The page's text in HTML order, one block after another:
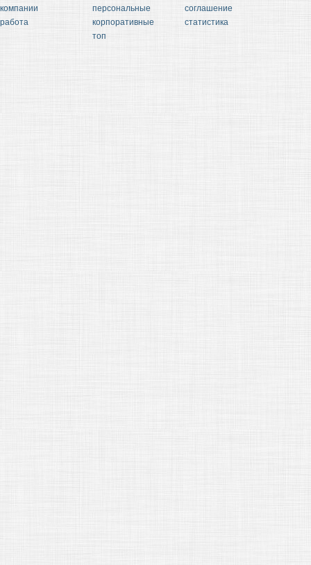
компании
работа
персональные
корпоративные
топ
соглашение
статистика